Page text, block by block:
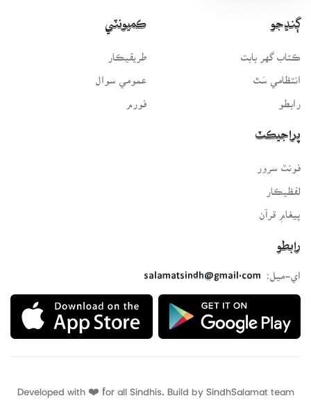
ڳنڍجو
ڪتاب گهر بابت
انتظامي سَٿ
رابطو
ڪميونٽي
طريقيڪار
عمومي سوال
فورم
پراجيڪٽ
فونٽ سرور
لفظيڪار
پيغامِ قرآن
رابطو
اي-ميل:
salamatsindh@gmail.com
Developed with ❤️ for all Sindhis. Build by SindhSalamat